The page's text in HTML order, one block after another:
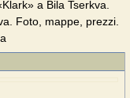
a Bila Tserkva.
Foto, mappe, prezzi.